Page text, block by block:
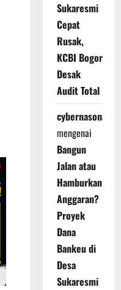
Sukaresmi
Cepat
Rusak,
KCBI Bogor
Desak
Audit Total
cybernasonal
mengenai
Bangun
Jalan atau
Hamburkan
Anggaran?
Proyek
Dana
Bankeu di
Desa
Sukaresmi